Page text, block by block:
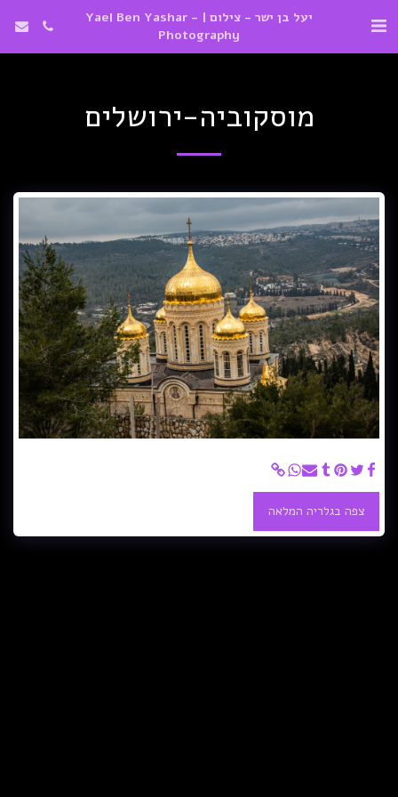
יעל בן ישר - צילום | Yael Ben Yashar -
Photography
מוסקוביה-ירושלים
צפה בגלריה המלאה